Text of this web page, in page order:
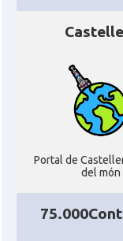
Portal de
del món